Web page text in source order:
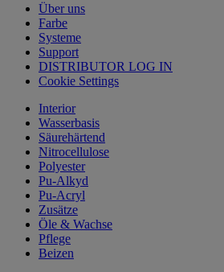
Über uns
Farbe
Systeme
Support
DISTRIBUTOR LOG IN
Cookie Settings
Interior
Wasserbasis
Säurehärtend
Nitrocellulose
Polyester
Pu-Alkyd
Pu-Acryl
Zusätze
Öle & Wachse
Pflege
Beizen